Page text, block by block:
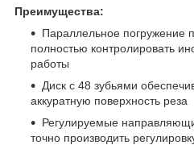
Преимущества:
Параллельное погружение
полностью контролировать
работы
Диск с 48 зубьями
аккуратную поверхность реза
Регулируемые
точно производить